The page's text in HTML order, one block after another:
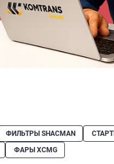
ФИЛЬТРЫ SHACMAN
ФАРЫ XCMG